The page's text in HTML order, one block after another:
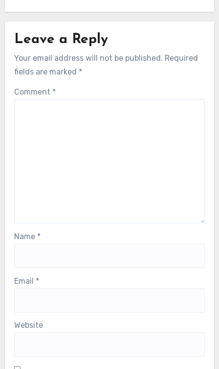
Leave a Reply
Your email address will not be published. Required
fields are marked *
Comment *
Name *
Email *
Website